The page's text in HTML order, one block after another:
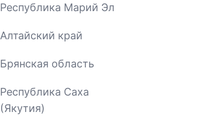
Республика Марий Эл
Алтайский край
Брянская область
Республика Саха
(Якутия)